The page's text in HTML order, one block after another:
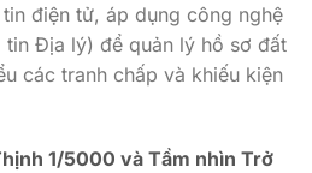
điện tử, áp dụng công nghệ
tin Địa lý) để quản lý hồ sơ đất
các tranh chấp và khiếu kiện
1/5000 và Tầm nhìn Trở